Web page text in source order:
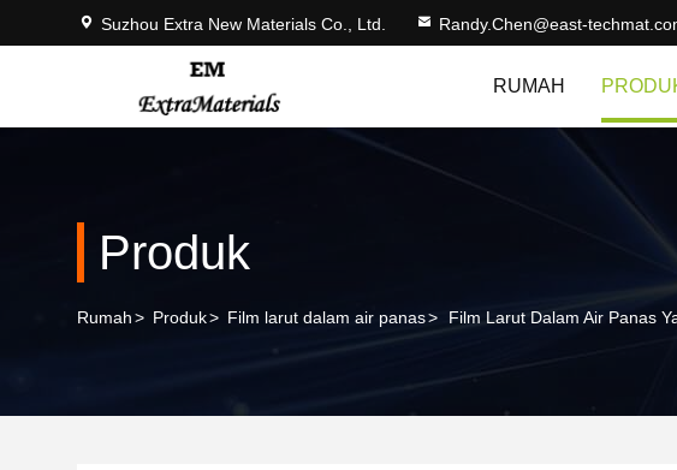
Suzhou Extra New Materials Co., Ltd. Randy.Chen@east-
RUMAH
Produk
Rumah> Produk> Film larut dalam air panas> Film Larut Dalam Air Panas